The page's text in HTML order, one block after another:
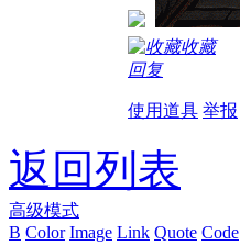
收藏
回复
使用道具 举报
返回列表
高级模式
B Color Image Link Quote Code